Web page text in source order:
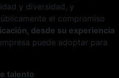
y diversidad, y
el compromiso
desde su experiencia
puede adoptar para
talento